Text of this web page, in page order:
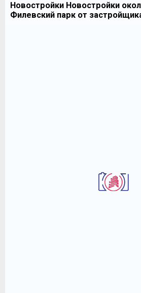
Новостройки Новостройки
Филевский парк от